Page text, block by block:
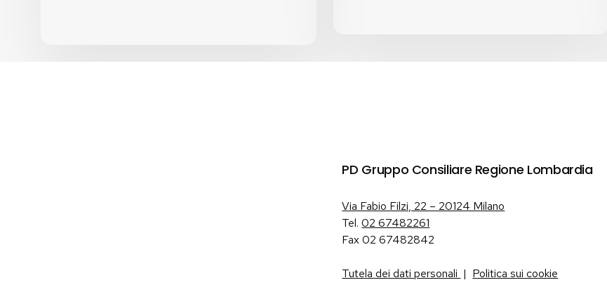
PD Gruppo Consiliare Regione Lombardia
Via Fabio Filzi, 22 – 20124 Milano
Tel.02 67482261
Fax 02 67482842
Tutela dei dati personali | Politica sui cookie